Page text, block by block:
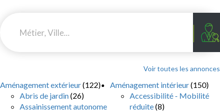
Voir toutes les annonces
Aménagement extérieur(122)
Abris de jardin(26)
Assainissement autonome
Aménagement intérieur(150)
Accessibilité - Mobilité
réduite(8)